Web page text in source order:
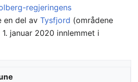
regjeringens
en del av Tysfjord (områdene
1. januar 2020 innlemmet i